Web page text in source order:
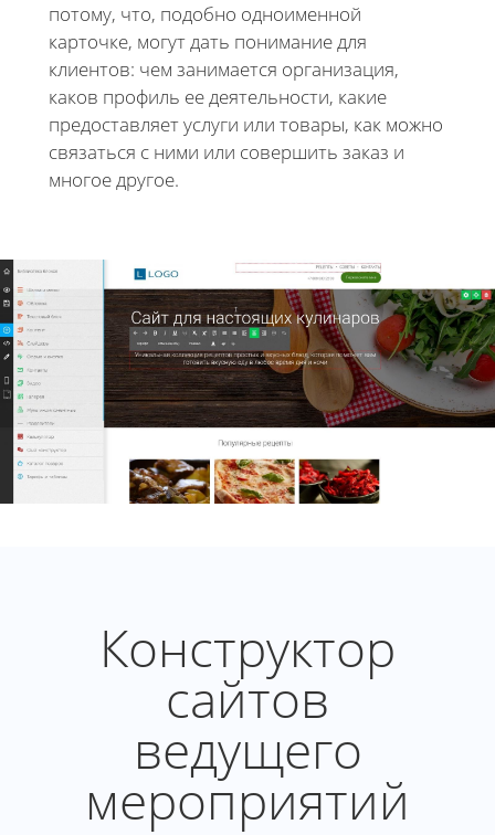
потому, что, подобно одноименной
карточке, могут дать понимание для
клиентов: чем занимается организация,
каков профиль ее деятельности, какие
предоставляет услуги или товары, как можно
связаться с ними или совершить заказ и
многое другое.
Конструктор
сайтов
ведущего
мероприятий